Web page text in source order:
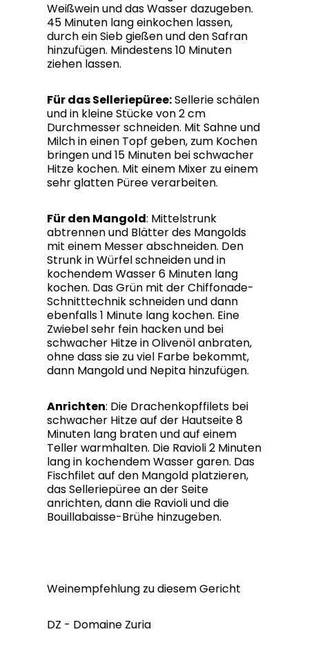
Weißwein und das Wasser dazugeben.
45 Minuten lang einkochen lassen,
durch ein Sieb gießen und den Safran
hinzufügen. Mindestens 10 Minuten
ziehen lassen.
Für das Selleriepüree:Sellerie schälen
und in kleine Stücke von 2 cm
Durchmesser schneiden. Mit Sahne und
Milch in einen Topf geben, zum Kochen
bringen und 15 Minuten bei schwacher
Hitze kochen. Mit einem Mixer zu einem
sehr glatten Püree verarbeiten.
Für den Mangold: Mittelstrunk
abtrennen und Blätter des Mangolds
mit einem Messer abschneiden. Den
Strunk in Würfel schneiden und in
kochendem Wasser 6 Minuten lang
kochen. Das Grün mit der Chiffonade-
Schnitttechnik schneiden und dann
ebenfalls 1 Minute lang kochen. Eine
Zwiebel sehr fein hacken und bei
schwacher Hitze in Olivenöl anbraten,
ohne dass sie zu viel Farbe bekommt,
dann Mangold und Nepita hinzufügen.
Anrichten: Die Drachenkopffilets bei
schwacher Hitze auf der Hautseite 8
Minuten lang braten und auf einem
Teller warmhalten. Die Ravioli 2 Minuten
lang in kochendem Wasser garen. Das
Fischfilet auf den Mangold platzieren,
das Selleriepüree an der Seite
anrichten, dann die Ravioli und die
Bouillabaisse-Brühe hinzugeben.
Weinempfehlung zu diesem Gericht
DZ - Domaine Zuria